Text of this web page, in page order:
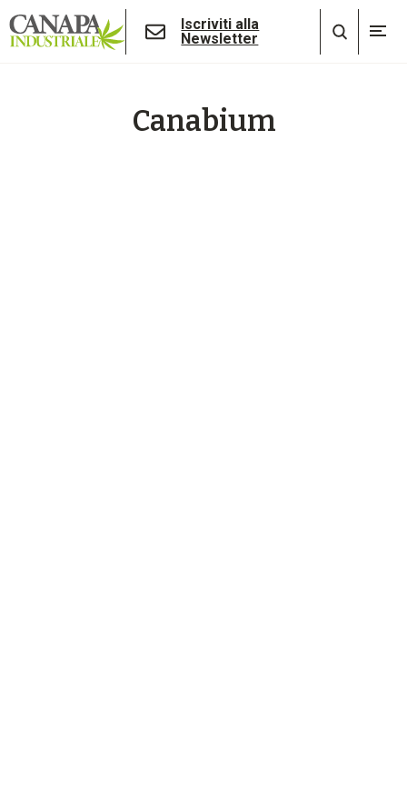
Iscriviti alla
Newsletter
Canabium